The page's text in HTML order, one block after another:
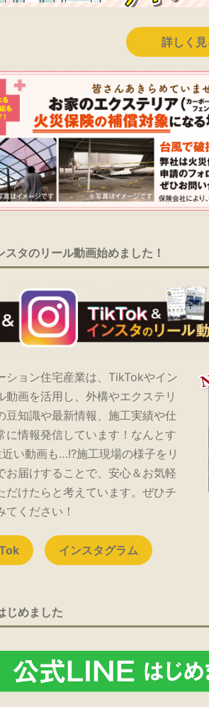
詳しく見
タのリール動画始めました！
ション住宅産業は、TikTokやイン
動画を活用し、外構やエクステリ
豆知識や最新情報、施工実績や仕
に情報発信しています！なんとす
い動画も…!?施工現場の様子をリ
お届けすることで、安心＆お気軽
だけたらと考えています。ぜひチ
てください！
インスタグラム
じめました